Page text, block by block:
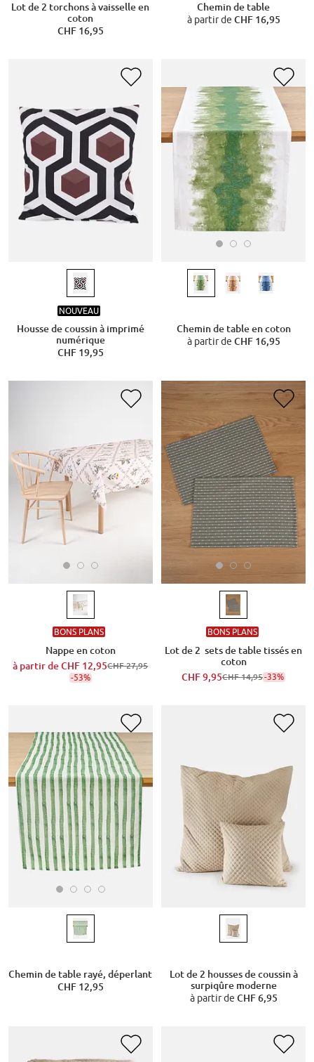
Lot de 2 torchons à vaisselle en
coton
CHF 16,95
Chemin de table
à partir de CHF 16,95
NOUVEAU
Housse de coussin à imprimé
numérique
CHF 19,95
Chemin de table en coton
à partir de CHF 16,95
BONS PLANS
Nappe en coton
à partir deCHF 12,95CHF 27,95
-53%
BONS PLANS
Lot de 2 sets de table tissés en
coton
CHF 9,95CHF 14,95-33%
Chemin de table rayé, déperlant
CHF 12,95
Lot de 2 housses de coussin à
surpiqûre moderne
à partir de CHF 6,95